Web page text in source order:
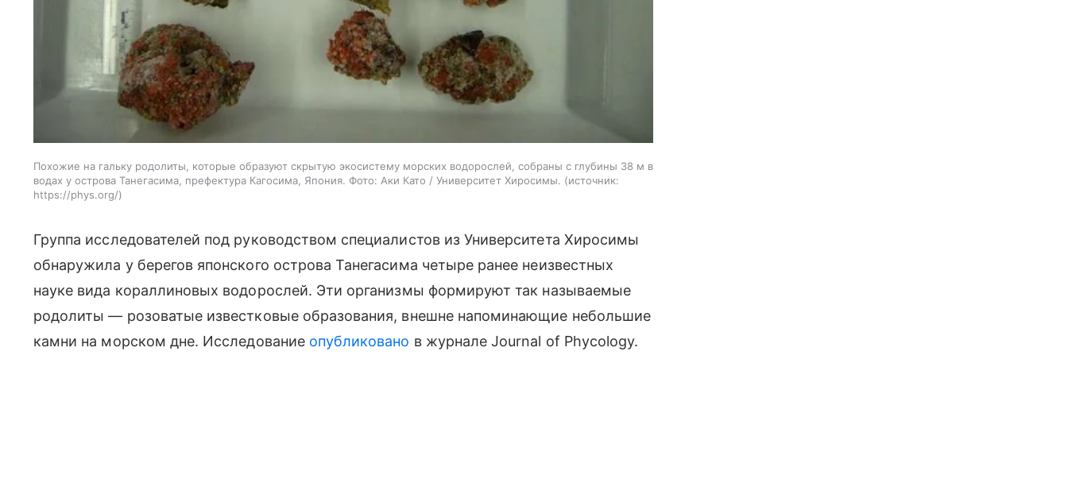
Похожие на гальку родолиты, которые образуют скрытую экосистему морских водорослей, собраны с глубины 38 м в
водах у острова Танегасима, префектура Кагосима, Япония. Фото: Аки Като / Университет Хиросимы.
источник:
https://phys.org/
Группа исследователей под руководством специалистов из Университета Хиросимы
обнаружила у берегов японского острова Танегасима четыре ранее неизвестных
науке вида кораллиновых водорослей. Эти организмы формируют так называемые
родолиты — розоватые известковые образования, внешне напоминающие небольшие
камни на морском дне. Исследование опубликовано в журнале Journal of Phycology.